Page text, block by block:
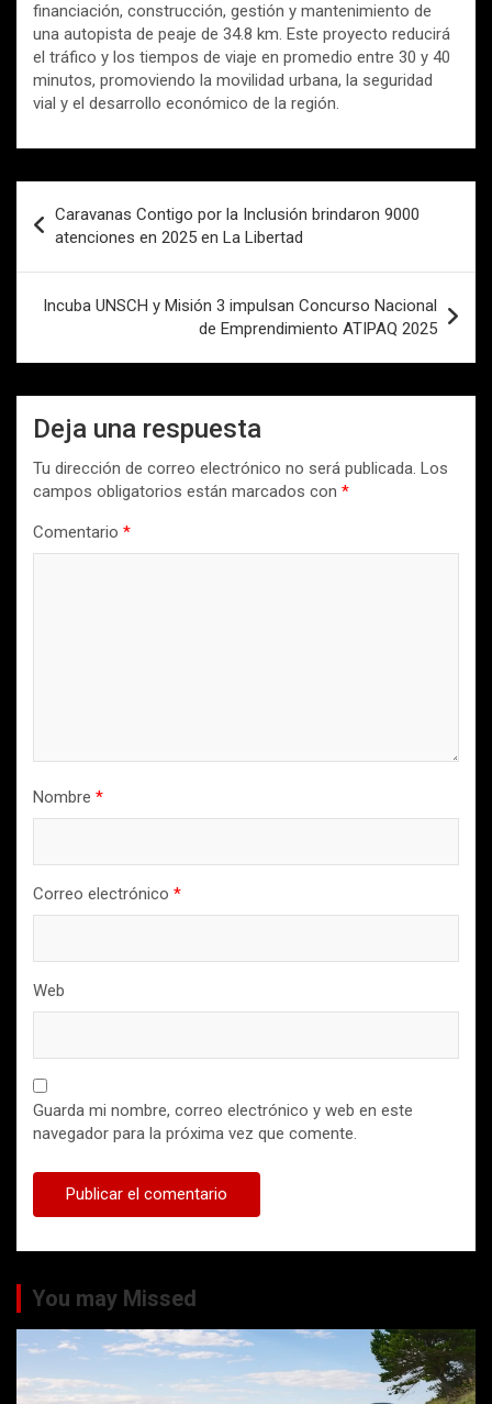
financiación, construcción, gestión y mantenimiento de
una autopista de peaje de 34.8 km. Este proyecto reducirá
el tráfico y los tiempos de viaje en promedio entre 30 y 40
minutos, promoviendo la movilidad urbana, la seguridad
vial y el desarrollo económico de la región.
de
entradas
Caravanas Contigo por la Inclusión brindaron 9000
atenciones en 2025 en La Libertad
Incuba UNSCH y Misión 3 impulsan Concurso Nacional
de Emprendimiento ATIPAQ 2025
Deja una respuesta
Tu dirección de correo electrónico no será publicada. Los
campos obligatorios están marcados con *
Comentario *
Nombre *
Correo electrónico *
Web
Guarda mi nombre, correo electrónico y web en este
navegador para la próxima vez que comente.
You may Missed